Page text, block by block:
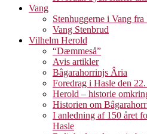
Vang
Stenhuggerne i Vang
Vang Stenbrud
Vilhelm Herold
“Dæmmeså”
Avis artikler
Bâgarahorrinjs Âria
Foredrag i Hasle den
Herold – historie
Historien om
I anledning af 150 året
Hasle